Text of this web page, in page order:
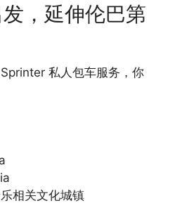
，延伸伦巴第
私人包车服务，你
相关文化城镇